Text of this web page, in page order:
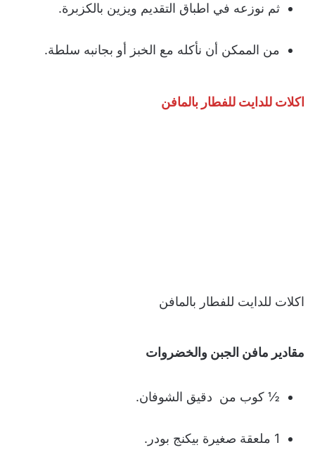
ثم نوزعه في اطباق التقديم ويزين بالكزبرة.
من الممكن أن نأكله مع الخبز أو بجانبه سلطة.
اكلات للدايت للفطار بالمافن
اكلات للدايت للفطار بالمافن
مقادير مافن الجبن والخضروات
½ كوب من دقيق الشوفان.
1 ملعقة صغيرة بيكنج بودر.